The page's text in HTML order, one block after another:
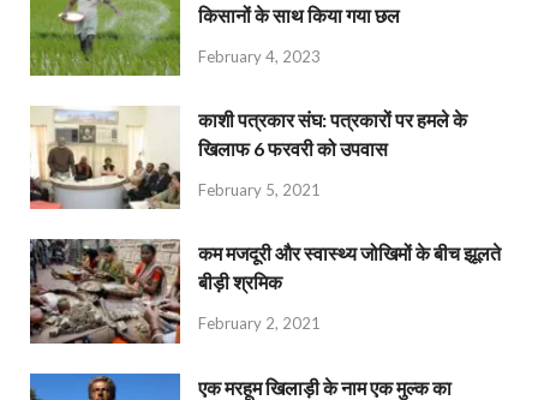
किसानों के साथ किया गया छल
February 4, 2023
काशी पत्रकार संघ: पत्रकारों पर हमले के
खिलाफ 6 फरवरी को उपवास
February 5, 2021
कम मजदूरी और स्वास्थ्य जोखिमों के बीच झूलते
बीड़ी श्रमिक
February 2, 2021
एक मरहूम खिलाड़ी के नाम एक मुल्क का